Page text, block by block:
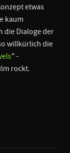
etwas
kaum
die Dialoge der
willkürlich die
" -
rockt.